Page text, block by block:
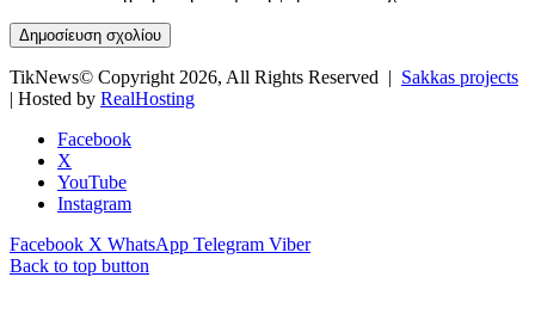
TikNews© Copyright 2026, All Rights Reserved | Sakkas projects
| Hosted by RealHosting
Facebook
X
YouTube
Instagram
Facebook X WhatsApp Telegram Viber
Back to top button